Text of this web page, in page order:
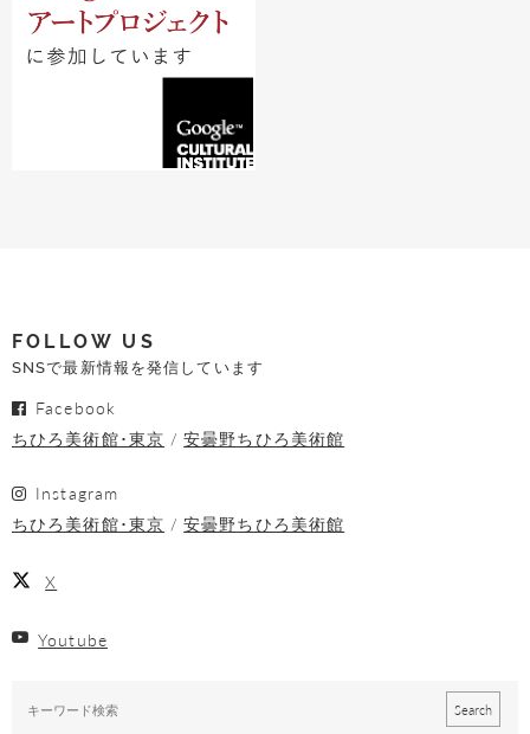
FOLLOW US
SNSで最新情報を発信しています
Facebook
ちひろ美術館･東京
安曇野ちひろ美術館
Instagram
ちひろ美術館･東京
安曇野ちひろ美術館
X
Youtube